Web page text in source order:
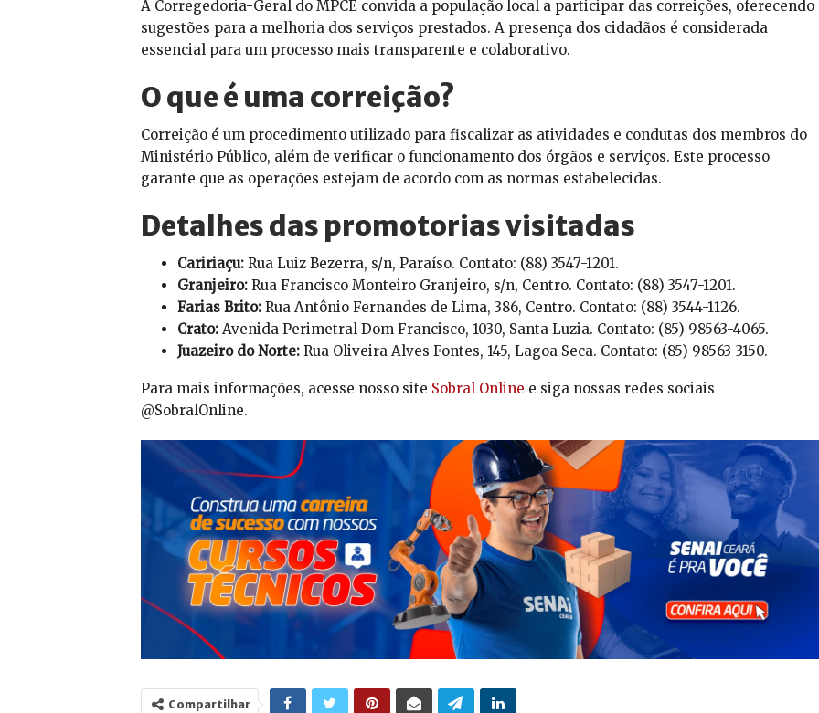
A Corregedoria-Geral do MPCE convida a população local a participar das correições, oferecendo
sugestões para a melhoria dos serviços prestados. A presença dos cidadãos é considerada
essencial para um processo mais transparente e colaborativo.
O que é uma correição?
Correição é um procedimento utilizado para fiscalizar as atividades e condutas dos membros do
Ministério Público, além de verificar o funcionamento dos órgãos e serviços. Este processo
garante que as operações estejam de acordo com as normas estabelecidas.
Detalhes das promotorias visitadas
Caririaçu:Rua Luiz Bezerra, s/n, Paraíso. Contato: (88) 3547-1201.
Granjeiro:Rua Francisco Monteiro Granjeiro, s/n, Centro. Contato: (88) 3547-1201.
Farias Brito:Rua Antônio Fernandes de Lima, 386, Centro. Contato: (88) 3544-1126.
Crato:Avenida Perimetral Dom Francisco, 1030, Santa Luzia. Contato: (85) 98563-4065.
Juazeiro do Norte:Rua Oliveira Alves Fontes, 145, Lagoa Seca. Contato: (85) 98563-3150.
Para mais informações, acesse nosso site Sobral Online e siga nossas redes sociais
@SobralOnline.
Compartilhar